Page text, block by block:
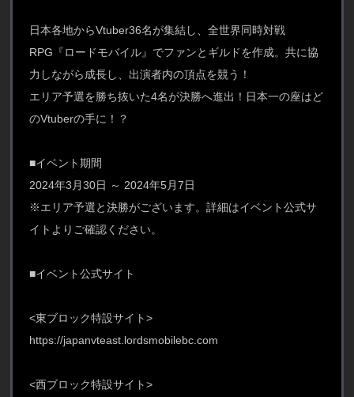
日本各地からVtuber36名が集結し、全世界同時対戦
RPG『ロードモバイル』でファンとギルドを作成。共に協
力しながら成長し、出演者内の頂点を競う！
エリア予選を勝ち抜いた4名が決勝へ進出！日本一の座はど
のVtuberの手に！？
■イベント期間
2024年3月30日 ～ 2024年5月7日
※エリア予選と決勝がございます。詳細はイベント公式サ
イトよりご確認ください。
■イベント公式サイト
<東ブロック特設サイト>
https://japanvteast.lordsmobilebc.com
<西ブロック特設サイト>